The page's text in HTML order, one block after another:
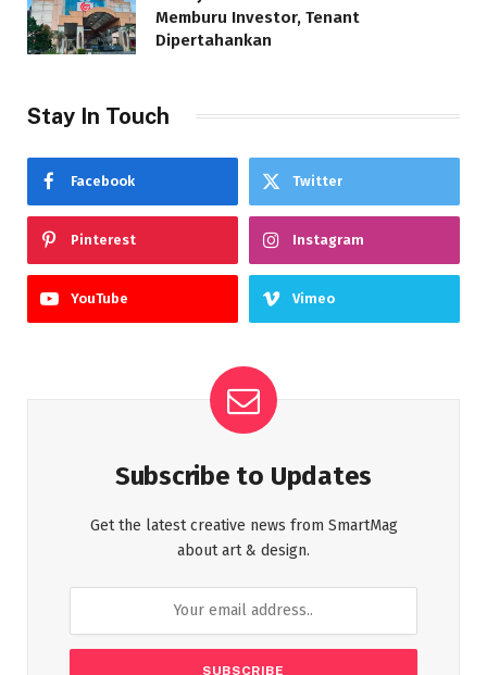
Memburu Investor, Tenant
Dipertahankan
Stay In Touch
Facebook Twitter
Pinterest Instagram
YouTube Vimeo
Subscribe to Updates
Get the latest creative news from SmartMag
about art & design.